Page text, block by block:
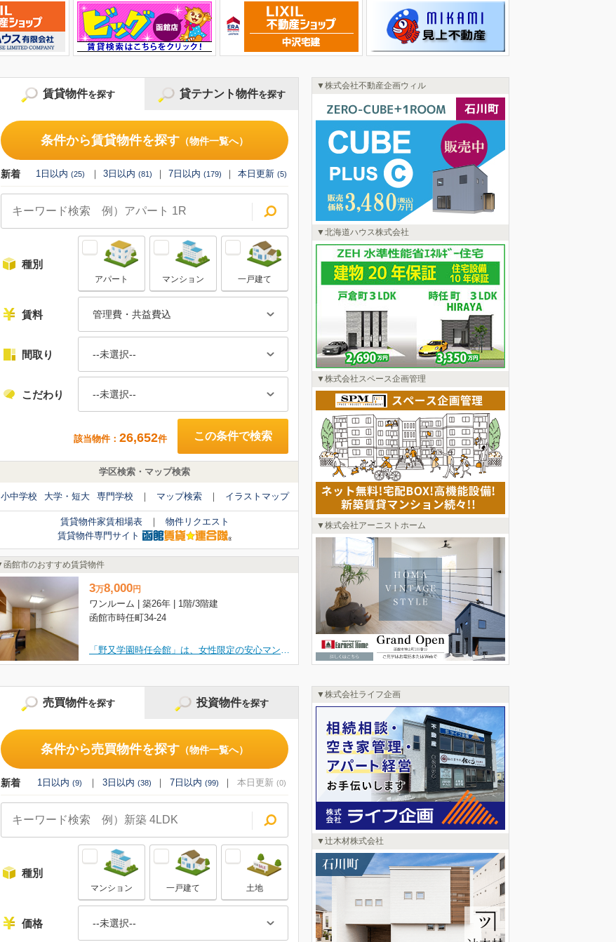
賃貸物件を探す
条件から賃貸物件を探す （物件一覧へ）
新着 1日以内 (25) 3日以内 (81) 7日以内 (179) 本日更新 (5)
種別
アパート マンション 一戸建て
賃料 管理費・共益費込
間取り --未選択--
こだわり --未選択--
該当物件： 26,652件
学区検索・マップ検索
小中学校 大学・短大 専門学校 マップ検索 イラストマップ
賃貸物件家賃相場表
物件リクエスト
賃貸物件専門サイト
貸テナント物件を探す
条件から貸テナント物件を探す（物件一覧へ）
新着 1日以内(1) 3日以内(4) 7日以内(6) 本日更新 (0)
種別
店舗 事務所 倉庫・工場等
賃料 管理費・共益費込
広さ --未選択--
こだわり --未選択--
--未選択--
該当物件： 654件
貸テナント物件家賃相場表
物件リクエスト
貸テナント物件専門サイト
函館市のおすすめ賃貸物件
3万8,000円
ワンルーム | 築26年 | 1階/3階建
函館市時任町34-24
株式会社不動産企画ウィル
北海道ハウス株式会社
株式会社スペース企画管理
株式会社アーニストホーム
売買物件を探す
条件から売買物件を探す （物件一覧へ）
新着 1日以内 (9) 3日以内 (38) 7日以内 (99) 本日更新 (0)
種別
マンション 一戸建て 土地
価格 --未選択--
投資物件を探す
条件から投資物件を探す （物件一覧へ）
新着 1日以内(0) 3日以内(5) 7日以内(8) 本日更新 (0)
種別
一棟 区分 事業用
価格 --未選択--
株式会社ライフ企画
辻木材株式会社